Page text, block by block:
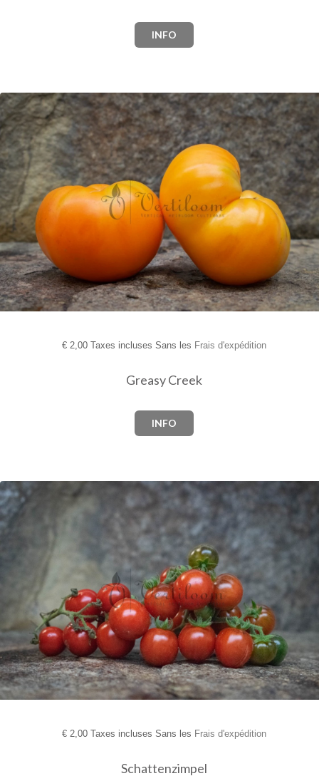
INFO
€2,00 Taxes incluses Sans les Frais d'expédition
Greasy Creek
INFO
€2,00 Taxes incluses Sans les Frais d'expédition
Schattenzimpel